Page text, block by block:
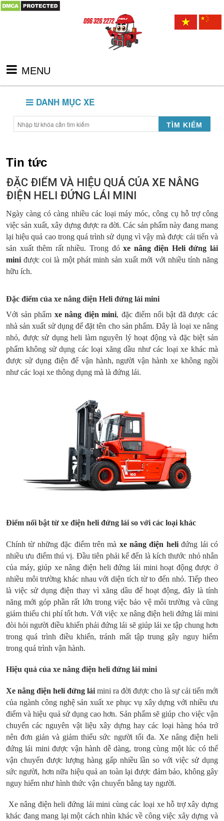
MENU
DANH MỤC XE
TÌM KIẾM
Tin tức
ĐẶC ĐIỂM VÀ HIỆU QUẢ CỦA XE NÂNG
ĐIỆN HELI ĐỨNG LÁI MINI
Ngày càng có càng nhiều các loại máy móc, công cụ hỗ trợ công
việc sản xuất, xây dựng được ra đời. Các sản phẩm này đang mang
lại hiệu quả cao trong quá trình sử dụng vì vậy mà được cải tiến và
sản xuất thêm rất nhiều. Trong đó xe nâng điện Heli đứng lái
mini được coi là một phát minh sản xuất mới với nhiều tính năng
hữu ích.
Đặc điểm của xe nâng điện Heli đứng lái mini
Với sản phẩm xe nâng điện mini, đặc điểm nổi bật đã được các
nhà sản xuất sử dụng để đặt tên cho sản phẩm. Đây là loại xe nâng
nhỏ, được sử dụng heli làm nguyên lý hoạt động và đặc biệt sản
phẩm không sử dụng các loại xăng dầu như các loại xe khác mà
được sử dụng điện để vận hành, người vận hành xe không ngồi
như các loại xe thông dụng mà là đứng lái.
Điểm nổi bật từ xe điện heli đứng lái so với các loại khác
Chính từ những đặc điểm trên mà xe nâng điện heliđứng lái có
nhiều ưu điểm thú vị. Đầu tiên phải kể đến là kích thước nhỏ nhắn
của máy, giúp xe nâng điện heli đứng lái mini hoạt động được ở
nhiều môi trường khác nhau với diện tích từ to đến nhỏ. Tiếp theo
là việc sử dụng điện thay vì xăng dầu để hoạt động, đây là tính
năng mới góp phần rất lớn trong việc bảo vệ môi trường và cũng
giảm thiểu chi phí tốt hơn. Với việc xe nâng điện heli đứng lái mini
đòi hỏi người điều khiển phải đứng lái sẽ giúp lái xe tập chung hơn
trong quá trình điều khiển, tránh mất tập trung gây nguy hiểm
trong quá trình vận hành.
Hiệu quả của xe nâng điện heli đứng lái mini
Xe nâng điện heli đứng lái mini ra đời được cho là sự cải tiến mới
của ngành công nghệ sản xuất xe phục vụ xây dựng với nhiều ưu
điểm và hiệu quả sử dụng cao hơn. Sản phẩm sẽ giúp cho việc vận
chuyển các nguyên vật liệu xây dựng hay các loại hàng hóa trở
nên đơn giản và giảm thiểu sức người tối đa. Xe nâng điện heli
đứng lái mini được vận hành dễ dàng, trong cùng một lúc có thể
vận chuyển được lượng hàng gấp nhiều lần so với việc sử dụng
sức người, hơn nữa hiệu quả an toàn lại được đảm bảo, không gây
nguy hiểm như hình thức vận chuyển bằng tay người.
Xe nâng điện heli đứng lái mini cùng các loại xe hỗ trợ xây dựng
khác đang mang lại một cách nhìn khác về công việc xây dựng và